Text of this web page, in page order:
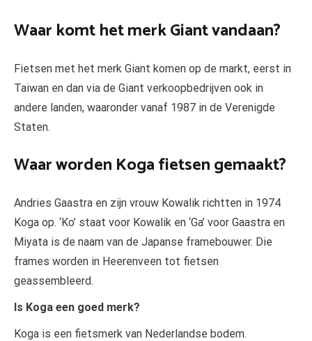
Waar komt het merk Giant vandaan?
Fietsen met het merk Giant komen op de markt, eerst in
Taiwan en dan via de Giant verkoopbedrijven ook in
andere landen, waaronder vanaf 1987 in de Verenigde
Staten.
Waar worden Koga fietsen gemaakt?
Andries Gaastra en zijn vrouw Kowalik richtten in 1974
Koga op. ‘Ko’ staat voor Kowalik en ‘Ga’ voor Gaastra en
Miyata is de naam van de Japanse framebouwer. Die
frames worden in Heerenveen tot fietsen
geassembleerd.
Is Koga een goed merk?
Koga is een fietsmerk van Nederlandse bodem.